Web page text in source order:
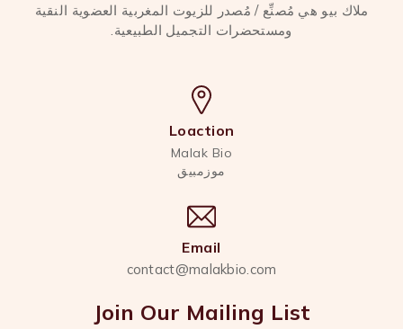
ملاك بيو هي مُصنِّع / مُصدر للزيوت المغربية العضوية النقية
ومستحضرات التجميل الطبيعية.
Loaction
Malak Bio
موزمبيق
Email
contact@malakbio.com
Join Our Mailing List